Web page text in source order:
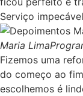
Serviço
Maria Lima
Fizemos uma
do começo ao
escolhemos é